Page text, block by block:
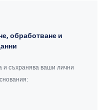
обработване и
и съхранява ваши лични